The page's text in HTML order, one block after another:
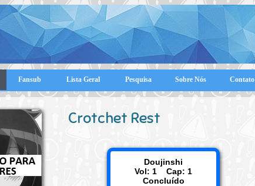
Fansub Lista Geral Pesquisa Sobre Nós Contato
Crotchet Rest
Doujinshi
Vol: 1 Cap: 1
Concluído